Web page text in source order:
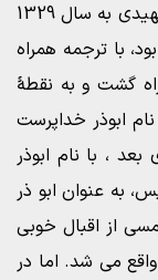
شهرت این کتاب در ایران که با ترجمه دکتر شهیدی به سال 1329
با ترجمه همراه
گشت و به نقطۀ
آن در سال 1329 ش با نام ابوذر خداپرست
، با نام ابوذر
به عنوان ابو ذر
شناخته می شد در دهه 40 و 50 شمسی از اقبال خوبی
واقع می شد. اما در